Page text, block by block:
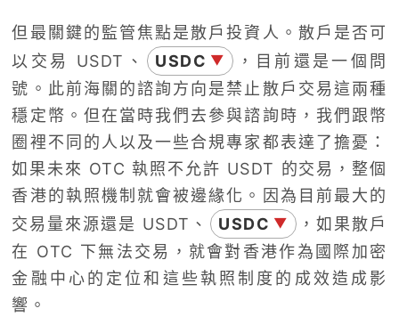
但最關鍵的監管焦點是散戶投資人。散戶是否可
以交易 USDT、
USDC ▼
，目前還是一個問
號。此前海關的諮詢方向是禁止散戶交易這兩種
穩定幣。但在當時我們去參與諮詢時，我們跟幣
圈裡不同的人以及一些合規專家都表達了擔憂：
如果未來 OTC 執照不允許 USDT 的交易，整個
香港的執照機制就會被邊緣化。因為目前最大的
交易量來源還是 USDT、
USDC ▼
，如果散戶
在 OTC 下無法交易，就會對香港作為國際加密
金融中心的定位和這些執照制度的成效造成影
響。